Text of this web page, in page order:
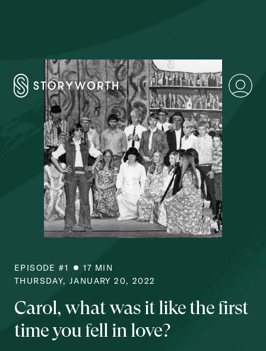
EPISODE #1 17 MIN
THURSDAY, JANUARY 20, 2022
Carol, what was it like the first
time you fell in love?